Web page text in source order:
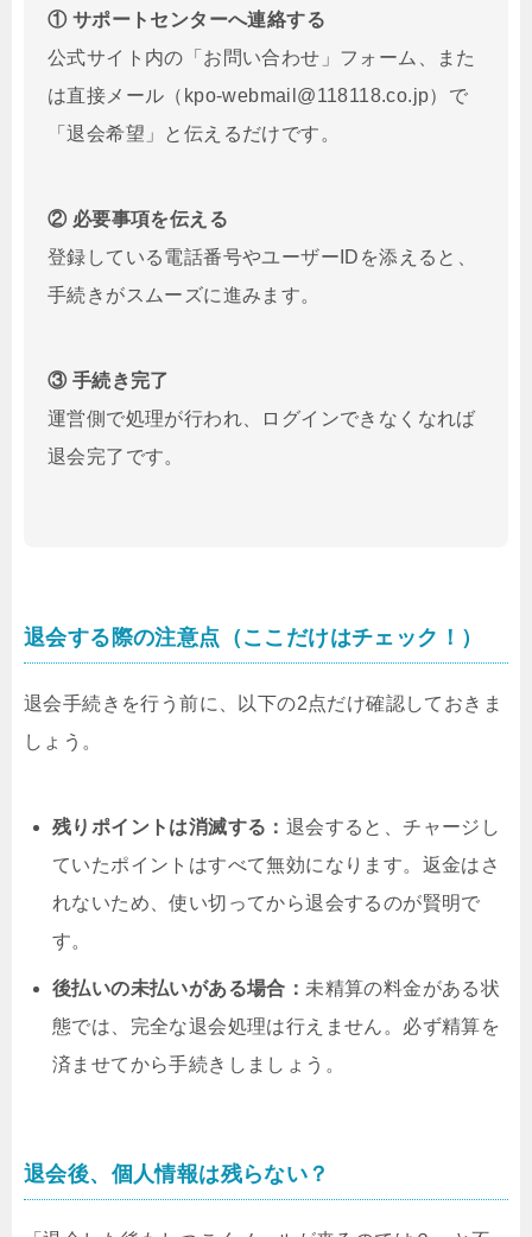
① サポートセンターへ連絡する
公式サイト内の「お問い合わせ」フォーム、また
は直接メール（kpo-webmail@118118.co.jp）で
「退会希望」と伝えるだけです。
② 必要事項を伝える
登録している電話番号やユーザーIDを添えると、
手続きがスムーズに進みます。
③ 手続き完了
運営側で処理が行われ、ログインできなくなれば
退会完了です。
退会する際の注意点（ここだけはチェック！）
退会手続きを行う前に、以下の2点だけ確認しておきま
しょう。
残りポイントは消滅する： 退会すると、チャージし
ていたポイントはすべて無効になります。返金はさ
れないため、使い切ってから退会するのが賢明で
す。
後払いの未払いがある場合： 未精算の料金がある状
態では、完全な退会処理は行えません。必ず精算を
済ませてから手続きしましょう。
退会後、個人情報は残らない？